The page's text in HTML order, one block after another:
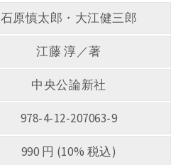
石原慎太郎・大江健三郎
江藤 淳／著
中央公論新社
978-4-12-207063-9
990 円 (10% 税込)